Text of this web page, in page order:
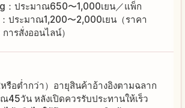
：ประมาณ650〜1,000เยน／แพ็ก
ประมาณ1,200〜2,000เยน（ราคา
ารสั่งออนไลน์）
รือต่ำกว่า）อายุสินค้าอ้างอิงตามฉลาก
45วัน หลังเปิดควรรับประทานให้เร็ว